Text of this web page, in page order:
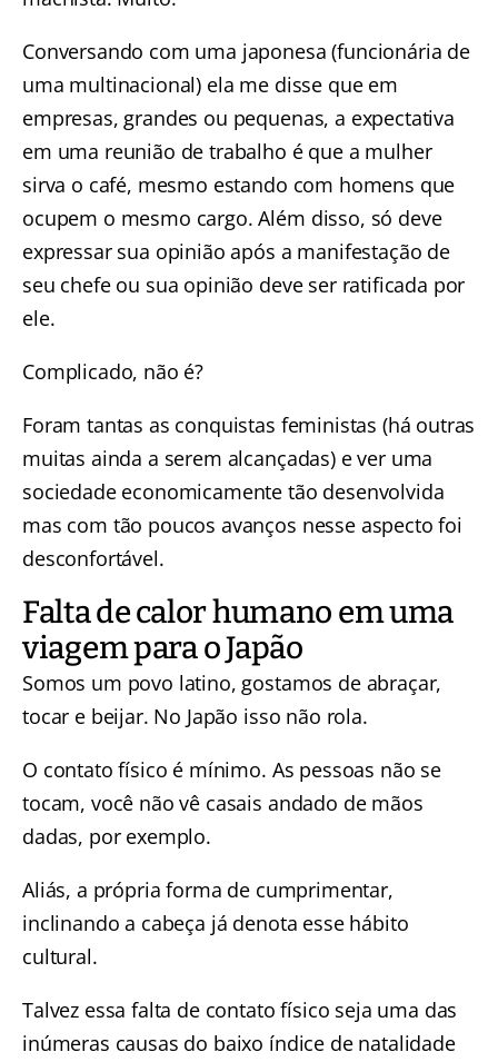
Conversando com uma japonesa (funcionária de
uma multinacional) ela me disse que em
empresas, grandes ou pequenas, a expectativa
em uma reunião de trabalho é que a mulher
sirva o café, mesmo estando com homens que
ocupem o mesmo cargo. Além disso, só deve
expressar sua opinião após a manifestação de
seu chefe ou sua opinião deve ser ratificada por
ele.
Complicado, não é?
Foram tantas as conquistas feministas (há outras
muitas ainda a serem alcançadas) e ver uma
sociedade economicamente tão desenvolvida
mas com tão poucos avanços nesse aspecto foi
desconfortável.
Falta de calor humano em uma
viagem para o Japão
Somos um povo latino, gostamos de abraçar,
tocar e beijar. No Japão isso não rola.
O contato físico é mínimo. As pessoas não se
tocam, você não vê casais andado de mãos
dadas, por exemplo.
Aliás, a própria forma de cumprimentar,
inclinando a cabeça já denota esse hábito
cultural.
Talvez essa falta de contato físico seja uma das
inúmeras causas do baixo índice de natalidade